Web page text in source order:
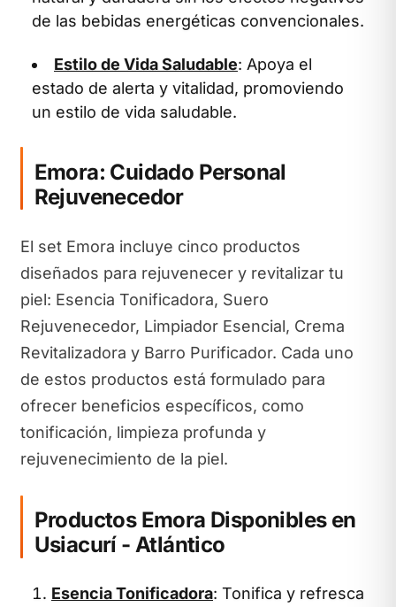
de las bebidas energéticas convencionales.
Estilo de Vida Saludable: Apoya el
estado de alerta y vitalidad, promoviendo
un estilo de vida saludable.
Emora: Cuidado Personal
Rejuvenecedor
El set Emora incluye cinco productos
diseñados para rejuvenecer y revitalizar tu
piel: Esencia Tonificadora, Suero
Rejuvenecedor, Limpiador Esencial, Crema
Revitalizadora y Barro Purificador. Cada uno
de estos productos está formulado para
ofrecer beneficios específicos, como
tonificación, limpieza profunda y
rejuvenecimiento de la piel.
Productos Emora Disponibles en
Usiacurí - Atlántico
Esencia Tonificadora: Tonifica y refresca